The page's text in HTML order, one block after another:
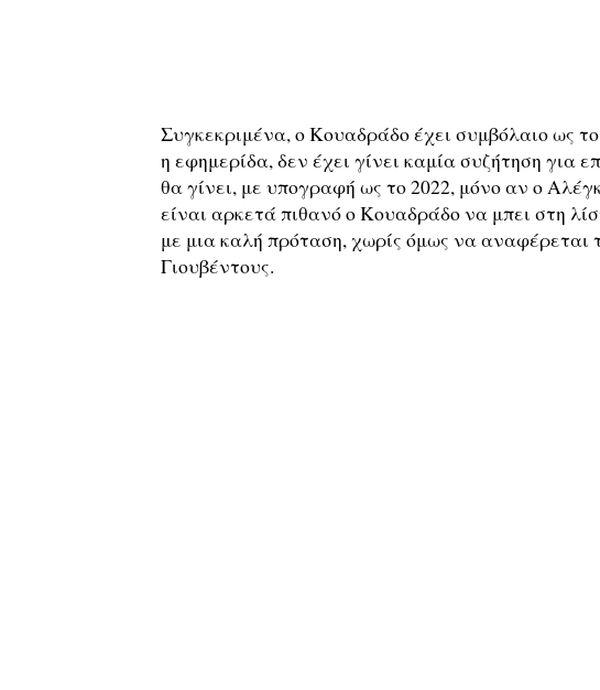
Συγκεκριμένα, ο Κουαδράδο έχει συμβόλαιο ως
η εφημερίδα, δεν έχει γίνει καμία συζήτηση
θα γίνει, με υπογραφή ως το 2022, μόνο αν ο
είναι αρκετά πιθανό ο Κουαδράδο να μπει στη
με μια καλή πρόταση, χωρίς όμως να αναφέρεται
Γιουβέντους.